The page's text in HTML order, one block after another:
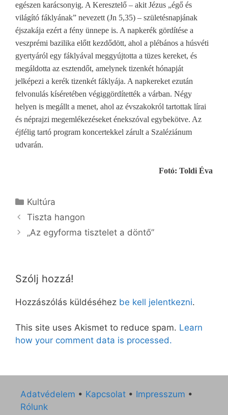
egészen karácsonyig. A Keresztelő – akit Jézus „égő és
világító fáklyának” nevezett (Jn 5,35) – születésnapjának
éjszakája ezért a fény ünnepe is. A napkerék gördítése a
veszprémi bazilika előtt kezdődött, ahol a plébános a húsvéti
gyertyáról egy fáklyával meggyújtotta a tüzes kereket, és
megáldotta az esztendőt, amelynek tizenkét hónapját
jelképezi a kerék tizenkét fáklyája. A napkereket ezután
felvonulás kíséretében végiggördítették a várban. Négy
helyen is megállt a menet, ahol az évszakokról tartottak lírai
és néprajzi megemlékezéseket énekszóval egybekötve. Az
éjfélig tartó program koncertekkel zárult a Szaléziánum
udvarán.
Fotó: Toldi Éva
Kategória
Kultúra
Tiszta hangon
„Az egyforma tisztelet a döntő”
Szólj hozzá!
Hozzászólás küldéséhez be kell jelentkezni.
This site uses Akismet to reduce spam. Learn
how your comment data is processed.
Adatvédelem • Kapcsolat • Impresszum •
Rólunk